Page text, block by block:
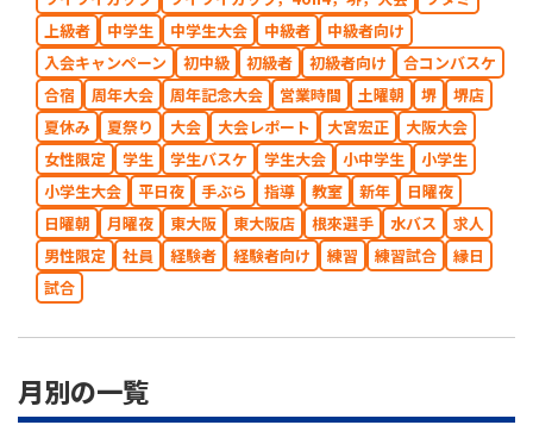
上級者
中学生 中学生大会 中級者
中級者向け
入会キャンペーン
初中級 初級者 初級者向け
合コンバスケ
合宿
周年大会 周年記念大会 営業時間 土曜朝 堺
堺店
夏休み
夏祭り 大会 大会レポート 大宮宏正
大阪大会
女性限定
学生 学生バスケ 学生大会 小中学生
小学生
小学生大会
平日夜 手ぶら 指導 教室 新年
日曜夜
日曜朝
月曜夜 東大阪 東大阪店 根來選手 水バス
求人
男性限定
社員 経験者 経験者向け 練習 練習試合
縁日
試合
月別の一覧